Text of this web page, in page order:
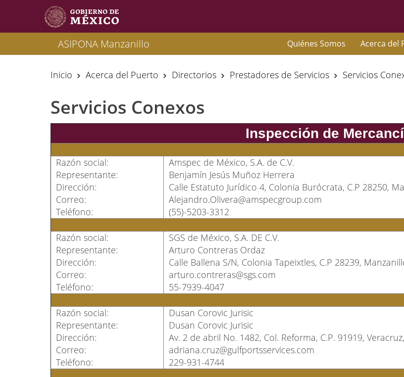
ASIPONA Manzanillo Quiénes Somos Acerca del
Inicio Acerca del Puerto Directorios Prestadores de Servicios Servicios
Servicios Conexos
Inspección de
Razón social:
Representante:
Dirección:
Correo:
Teléfono:
Amspec de México, S.A. de C.V.
Benjamín Jesús Muñoz Herrera
Calle Estatuto Jurídico 4, Colonia Burócrata, C.P 28250,
Alejandro.Olivera@amspecgroup.com
(55)-5203-3312
Razón social:
Representante:
Dirección:
Correo:
Teléfono:
SGS de México, S.A. DE C.V.
Arturo Contreras Ordaz
Calle Ballena S/N, Colonia Tapeixtles, C.P 28239,
arturo.contreras@sgs.com
55-7939-4047
Razón social:
Representante:
Dirección:
Correo:
Teléfono:
Dusan Corovic Jurisic
Dusan Corovic Jurisic
Av. 2 de abril No. 1482, Col. Reforma, C.P. 91919,
adriana.cruz@gulfportsservices.com
229-931-4744